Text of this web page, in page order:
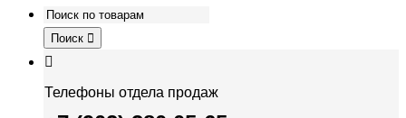
Поиск
Телефоны отдела продаж